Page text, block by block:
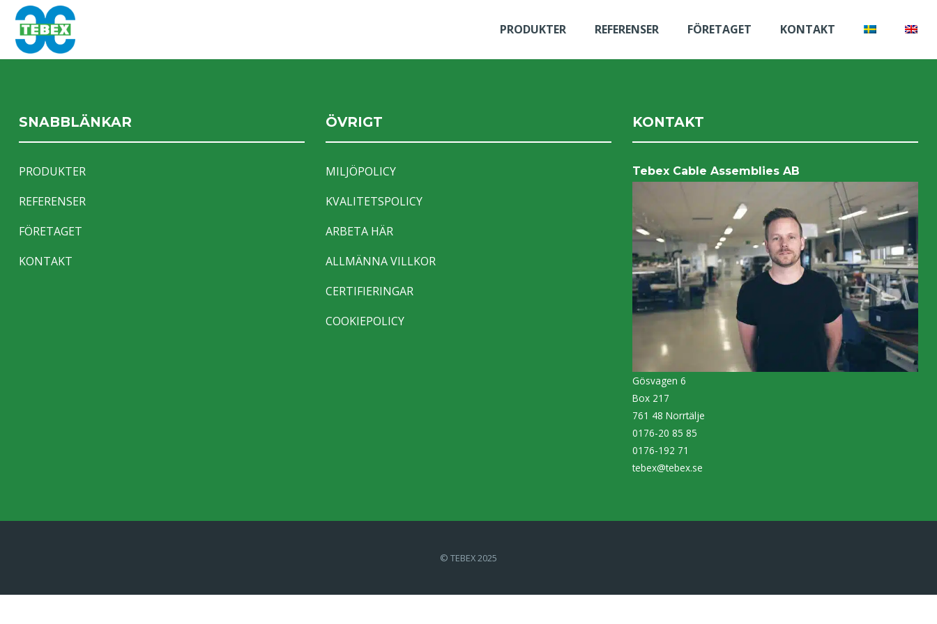
PRODUKTER REFERENSER FÖRETAGET KONTAKT
SNABBLÄNKAR
PRODUKTER
REFERENSER
FÖRETAGET
KONTAKT
ÖVRIGT
MILJÖPOLICY
KVALITETSPOLICY
ARBETA HÄR
ALLMÄNNA VILLKOR
CERTIFIERINGAR
COOKIEPOLICY
KONTAKT
Tebex Cable Assemblies AB
Gösvagen 6
Box 217
761 48 Norrtälje
0176-20 85 85
0176-192 71
tebex@tebex.se
© TEBEX 2025